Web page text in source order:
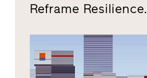
Reframe Resilience.